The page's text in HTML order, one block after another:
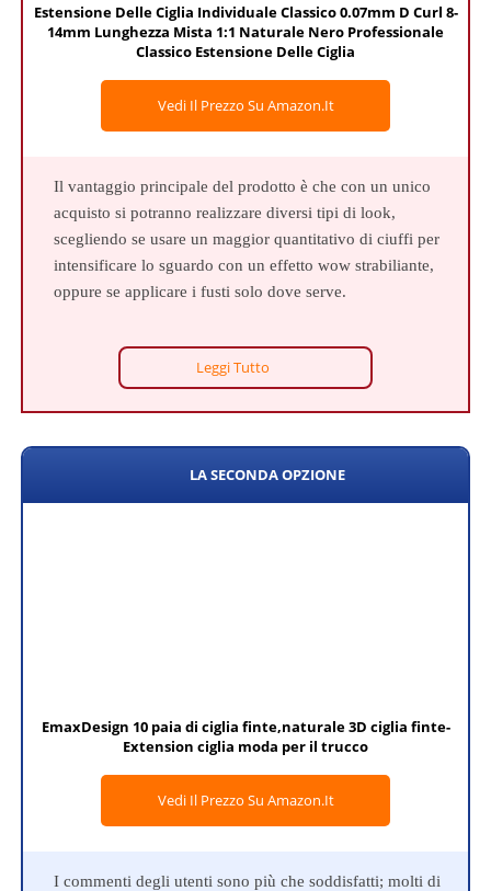
Estensione Delle Ciglia Individuale Classico 0.07mm D Curl 8-
14mm Lunghezza Mista 1:1 Naturale Nero Professionale
Classico Estensione Delle Ciglia
Vedi Il Prezzo Su Amazon.it
Il vantaggio principale del prodotto è che con un unico
acquisto si potranno realizzare diversi tipi di look,
scegliendo se usare un maggior quantitativo di ciuffi per
intensificare lo sguardo con un effetto wow strabiliante,
oppure se applicare i fusti solo dove serve.
Leggi Tutto
LA SECONDA OPZIONE
EmaxDesign 10 paia di ciglia finte,naturale 3D ciglia finte-
Extension ciglia moda per il trucco
Vedi Il Prezzo Su Amazon.it
I commenti degli utenti sono più che soddisfatti; molti di